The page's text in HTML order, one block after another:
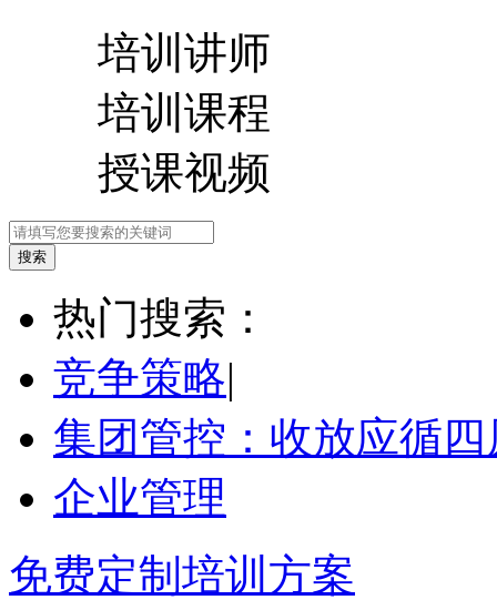
培训讲师
培训课程
授课视频
热门搜索：
竞争策略|
集团管控：收放应循四
企业管理
免费定制培训方案